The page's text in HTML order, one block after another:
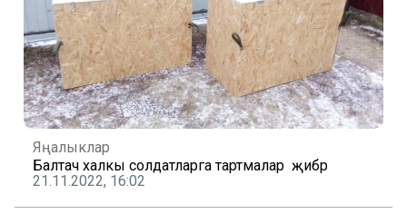
Яңалыклар
Балтач халкы солдатларга тартмалар җибәрә
21.11.2022, 16:02